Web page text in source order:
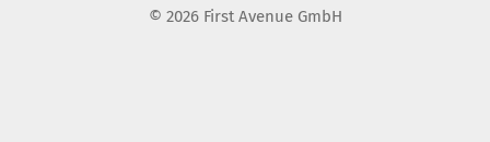
© 2026 First Avenue GmbH